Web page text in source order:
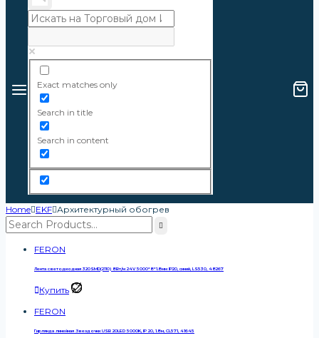
Exact matches only
Search in title
Search in content
Home EKF Архитектурный обогрев
FERON
Лента светодиодная 320SMD(2110) 8Вт/м 24V 5000*8*1.8мм IP20, синий, LS530, 48267
Купить
FERON
Гирлянда линейная Звездочки USB 20LED 5000K, IP 20, 1.8м, CL571, 41645